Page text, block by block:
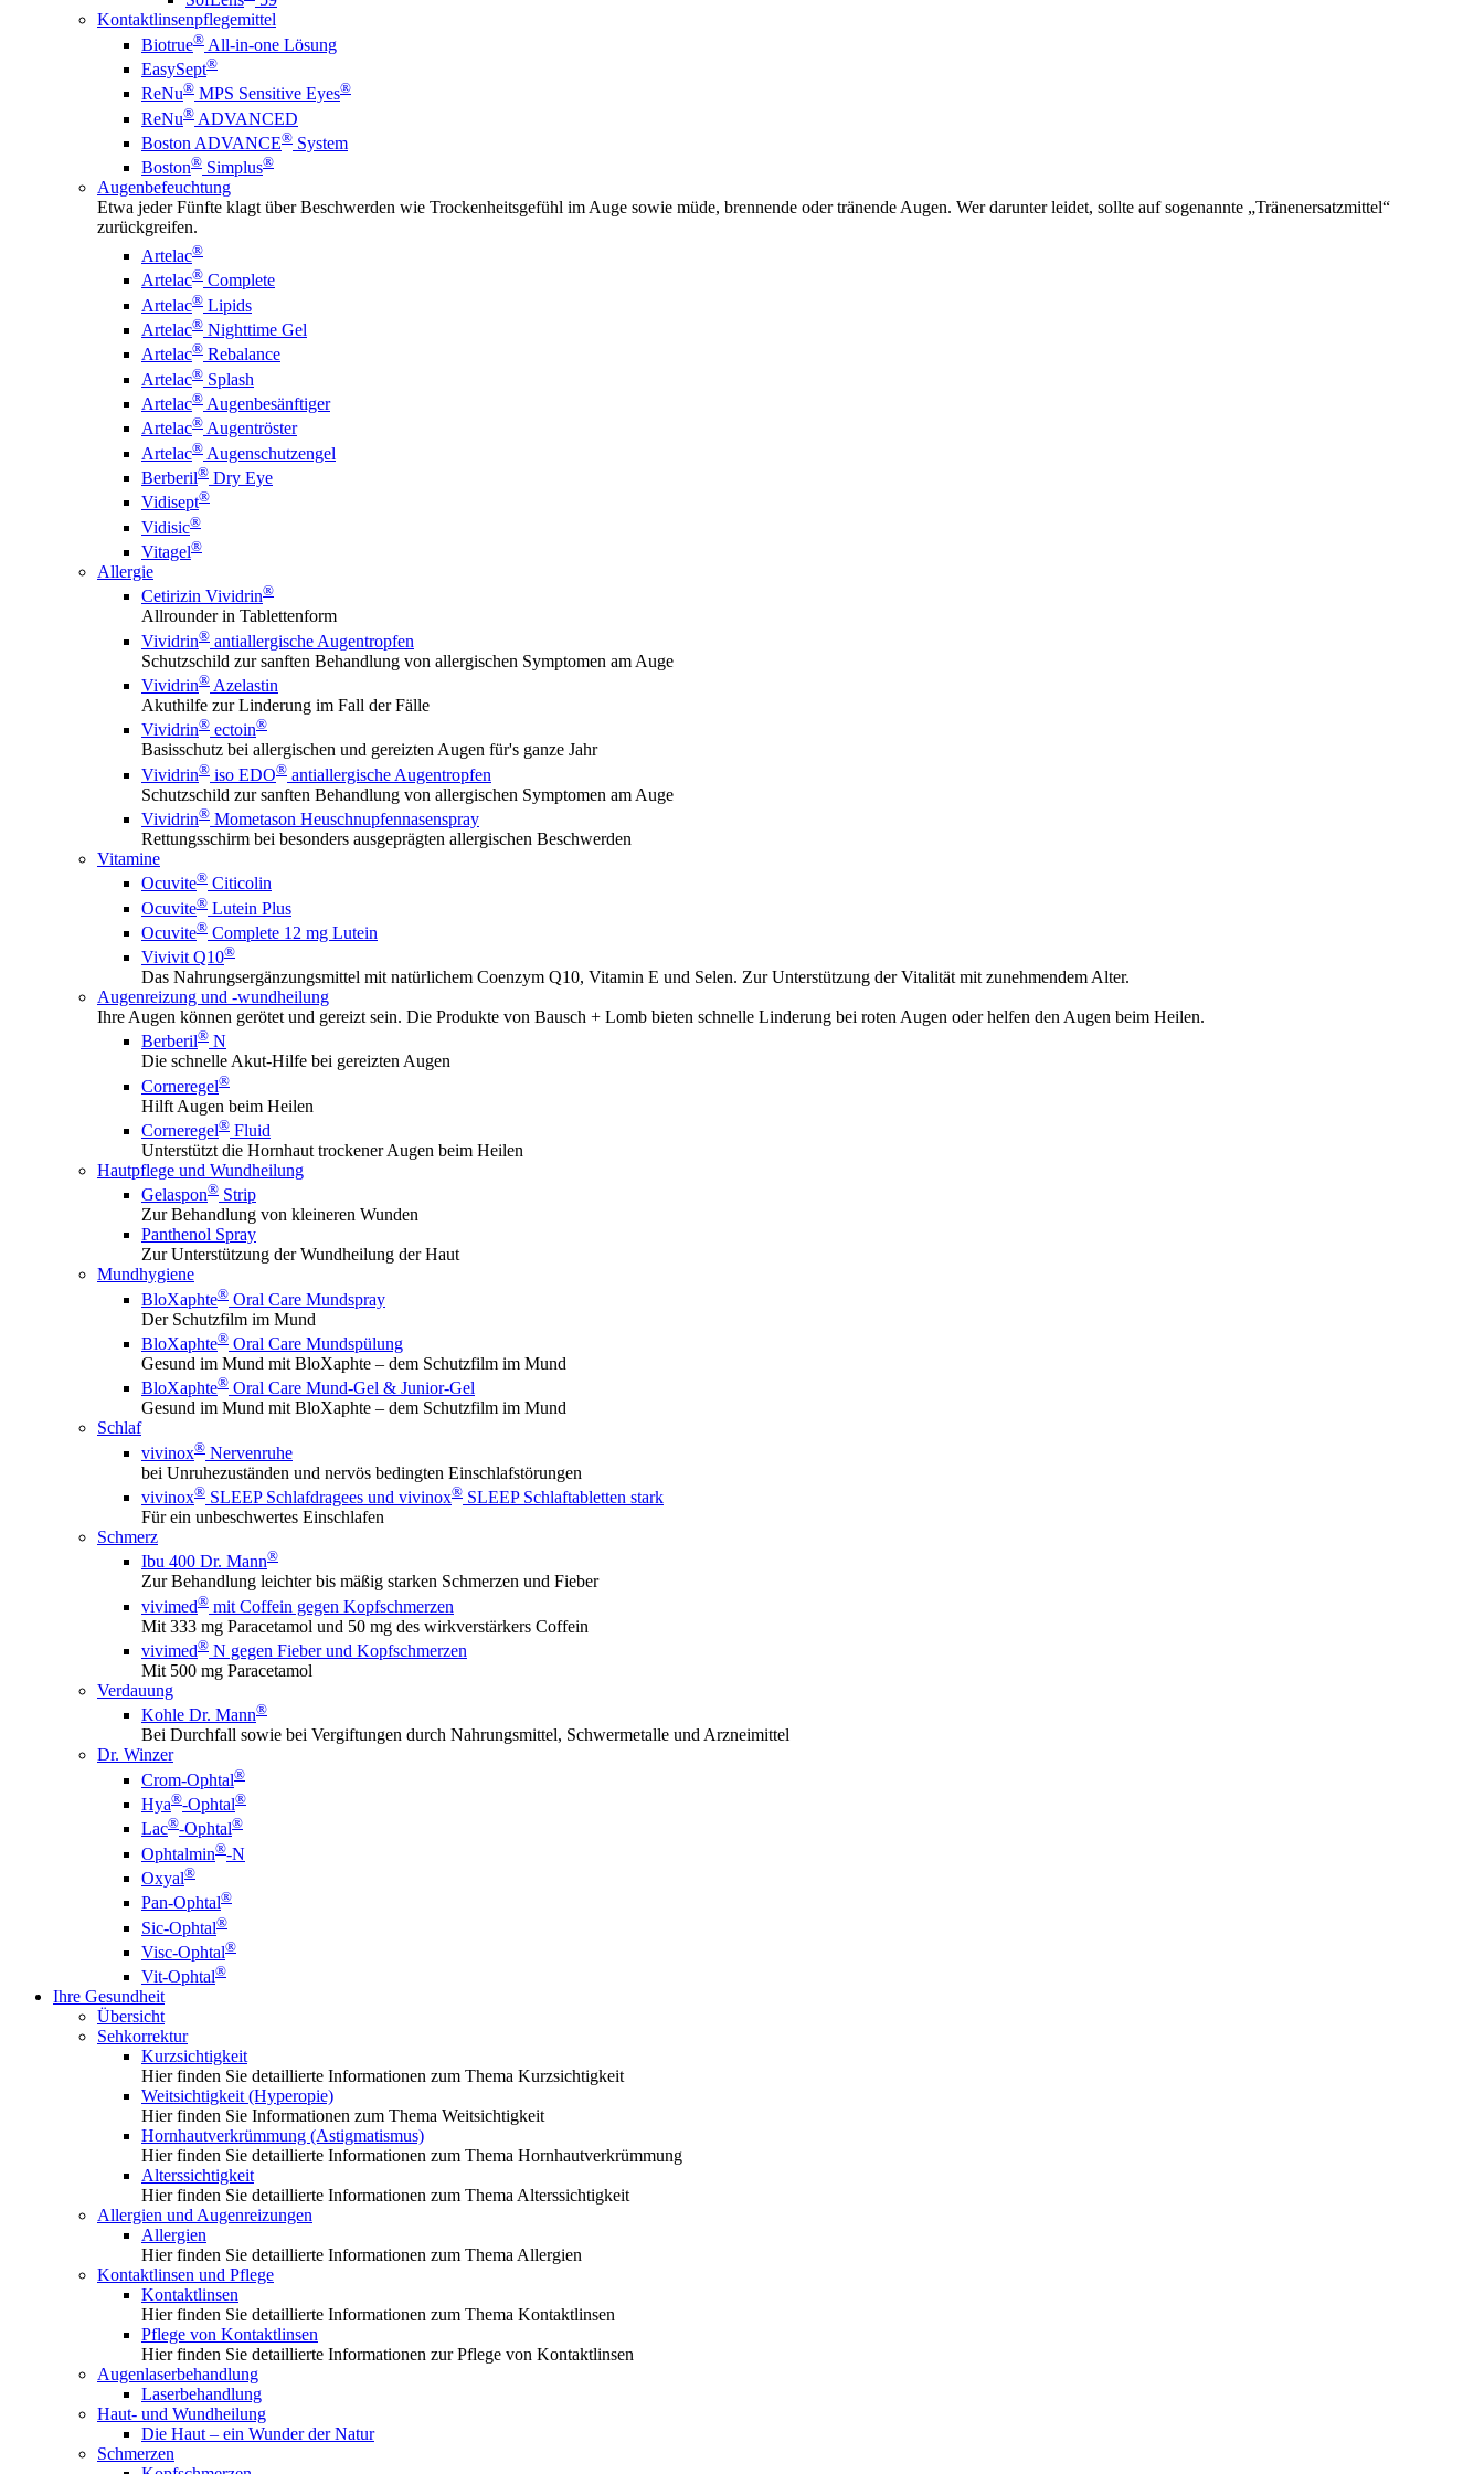
Kontaktlinsenpflegemittel
Biotrue® All-in-one Lösung
EasySept®
ReNu® MPS Sensitive Eyes®
ReNu® ADVANCED
Boston ADVANCE® System
Boston® Simplus®
Augenbefeuchtung
Etwa jeder Fünfte klagt über Beschwerden wie Trockenheitsgefühl im Auge sowie müde, brennende oder tränende Augen. Wer darunter leidet, sollte auf sogenannte „Tränenersatzmittel“
zurückgreifen.
Artelac®
Artelac® Complete
Artelac® Lipids
Artelac® Nighttime Gel
Artelac® Rebalance
Artelac® Splash
Artelac® Augenbesänftiger
Artelac® Augentröster
Artelac® Augenschutzengel
Berberil® Dry Eye
Vidisept®
Vidisic®
Vitagel®
Allergie
Cetirizin Vividrin®
Allrounder in Tablettenform
Vividrin® antiallergische Augentropfen
Schutzschild zur sanften Behandlung von allergischen Symptomen am Auge
Vividrin® Azelastin
Akuthilfe zur Linderung im Fall der Fälle
Vividrin® ectoin®
Basisschutz bei allergischen und gereizten Augen für's ganze Jahr
Vividrin® iso EDO® antiallergische Augentropfen
Schutzschild zur sanften Behandlung von allergischen Symptomen am Auge
Vividrin® Mometason Heuschnupfennasenspray
Rettungsschirm bei besonders ausgeprägten allergischen Beschwerden
Vitamine
Ocuvite® Citicolin
Ocuvite® Lutein Plus
Ocuvite® Complete 12 mg Lutein
Vivivit Q10®
Das Nahrungsergänzungsmittel mit natürlichem Coenzym Q10, Vitamin E und Selen. Zur Unterstützung der Vitalität mit zunehmendem Alter.
Augenreizung und -wundheilung
Ihre Augen können gerötet und gereizt sein. Die Produkte von Bausch + Lomb bieten schnelle Linderung bei roten Augen oder helfen den Augen beim Heilen.
Berberil® N
Die schnelle Akut-Hilfe bei gereizten Augen
Corneregel®
Hilft Augen beim Heilen
Corneregel® Fluid
Unterstützt die Hornhaut trockener Augen beim Heilen
Hautpflege und Wundheilung
Gelaspon® Strip
Zur Behandlung von kleineren Wunden
Panthenol Spray
Zur Unterstützung der Wundheilung der Haut
Mundhygiene
BloXaphte® Oral Care Mundspray
Der Schutzfilm im Mund
BloXaphte® Oral Care Mundspülung
Gesund im Mund mit BloXaphte – dem Schutzfilm im Mund
BloXaphte® Oral Care Mund-Gel & Junior-Gel
Gesund im Mund mit BloXaphte – dem Schutzfilm im Mund
Schlaf
vivinox® Nervenruhe
bei Unruhezuständen und nervös bedingten Einschlafstörungen
vivinox® SLEEP Schlafdragees und vivinox® SLEEP Schlaftabletten stark
Für ein unbeschwertes Einschlafen
Schmerz
Ibu 400 Dr. Mann®
Zur Behandlung leichter bis mäßig starken Schmerzen und Fieber
vivimed® mit Coffein gegen Kopfschmerzen
Mit 333 mg Paracetamol und 50 mg des wirkverstärkers Coffein
vivimed® N gegen Fieber und Kopfschmerzen
Mit 500 mg Paracetamol
Verdauung
Kohle Dr. Mann®
Bei Durchfall sowie bei Vergiftungen durch Nahrungsmittel, Schwermetalle und Arzneimittel
Dr. Winzer
Crom-Ophtal®
Hya®-Ophtal®
Lac®-Ophtal®
Ophtalmin®-N
Oxyal®
Pan-Ophtal®
Sic-Ophtal®
Visc-Ophtal®
Vit-Ophtal®
Ihre Gesundheit
Übersicht
Sehkorrektur
Kurzsichtigkeit
Hier finden Sie detaillierte Informationen zum Thema Kurzsichtigkeit
Weitsichtigkeit (Hyperopie)
Hier finden Sie Informationen zum Thema Weitsichtigkeit
Hornhautverkrümmung (Astigmatismus)
Hier finden Sie detaillierte Informationen zum Thema Hornhautverkrümmung
Alterssichtigkeit
Hier finden Sie detaillierte Informationen zum Thema Alterssichtigkeit
Allergien und Augenreizungen
Allergien
Hier finden Sie detaillierte Informationen zum Thema Allergien
Kontaktlinsen und Pflege
Kontaktlinsen
Hier finden Sie detaillierte Informationen zum Thema Kontaktlinsen
Pflege von Kontaktlinsen
Hier finden Sie detaillierte Informationen zur Pflege von Kontaktlinsen
Augenlaserbehandlung
Laserbehandlung
Haut- und Wundheilung
Die Haut – ein Wunder der Natur
Schmerzen